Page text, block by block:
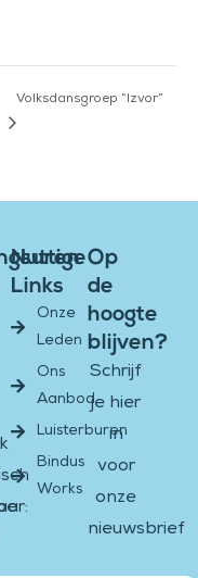
Volksdansgroep “Izvor”
Nuttige
Links
Onze
Leden
Ons
Aanbod
Luisterburen
Bindus
Works
Op
de
hoogte
blijven?
Schrijf
je hier
in
voor
onze
nieuwsbrief